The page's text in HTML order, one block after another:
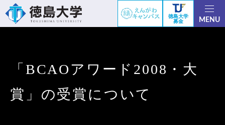
徳島大学
募金
MENU
「BCAOアワード2008・大
賞」の受賞について